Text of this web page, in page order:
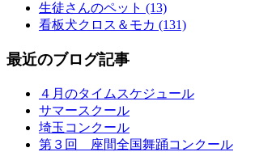
生徒さんのペット (13)
看板犬クロス＆モカ (131)
最近のブログ記事
４月のタイムスケジュール
サマースクール
埼玉コンクール
第３回 座間全国舞踊コンクール